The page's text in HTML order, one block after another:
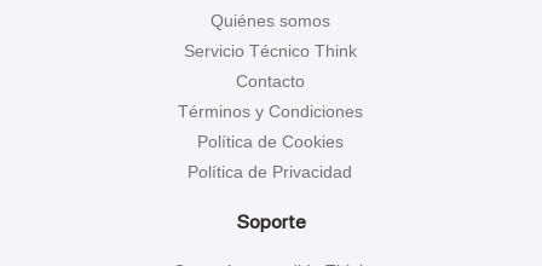
Quiénes somos
Servicio Técnico Think
Contacto
Términos y Condiciones
Política de Cookies
Política de Privacidad
Soporte